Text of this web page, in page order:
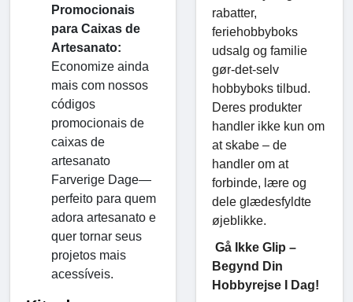
Promocionais
para Caixas de
Artesanato:
Economize ainda
mais com nossos
códigos
promocionais de
caixas de
artesanato
Farverige Dage—
perfeito para quem
adora artesanato e
quer tornar seus
projetos mais
acessíveis.
rabatter,
feriehobbyboks
udsalg og familie
gør-det-selv
hobbyboks tilbud.
Deres produkter
handler ikke kun om
at skabe – de
handler om at
forbinde, lære og
dele glædesfyldte
øjeblikke.
Gå Ikke Glip –
Begynd Din
Hobbyrejse I Dag!